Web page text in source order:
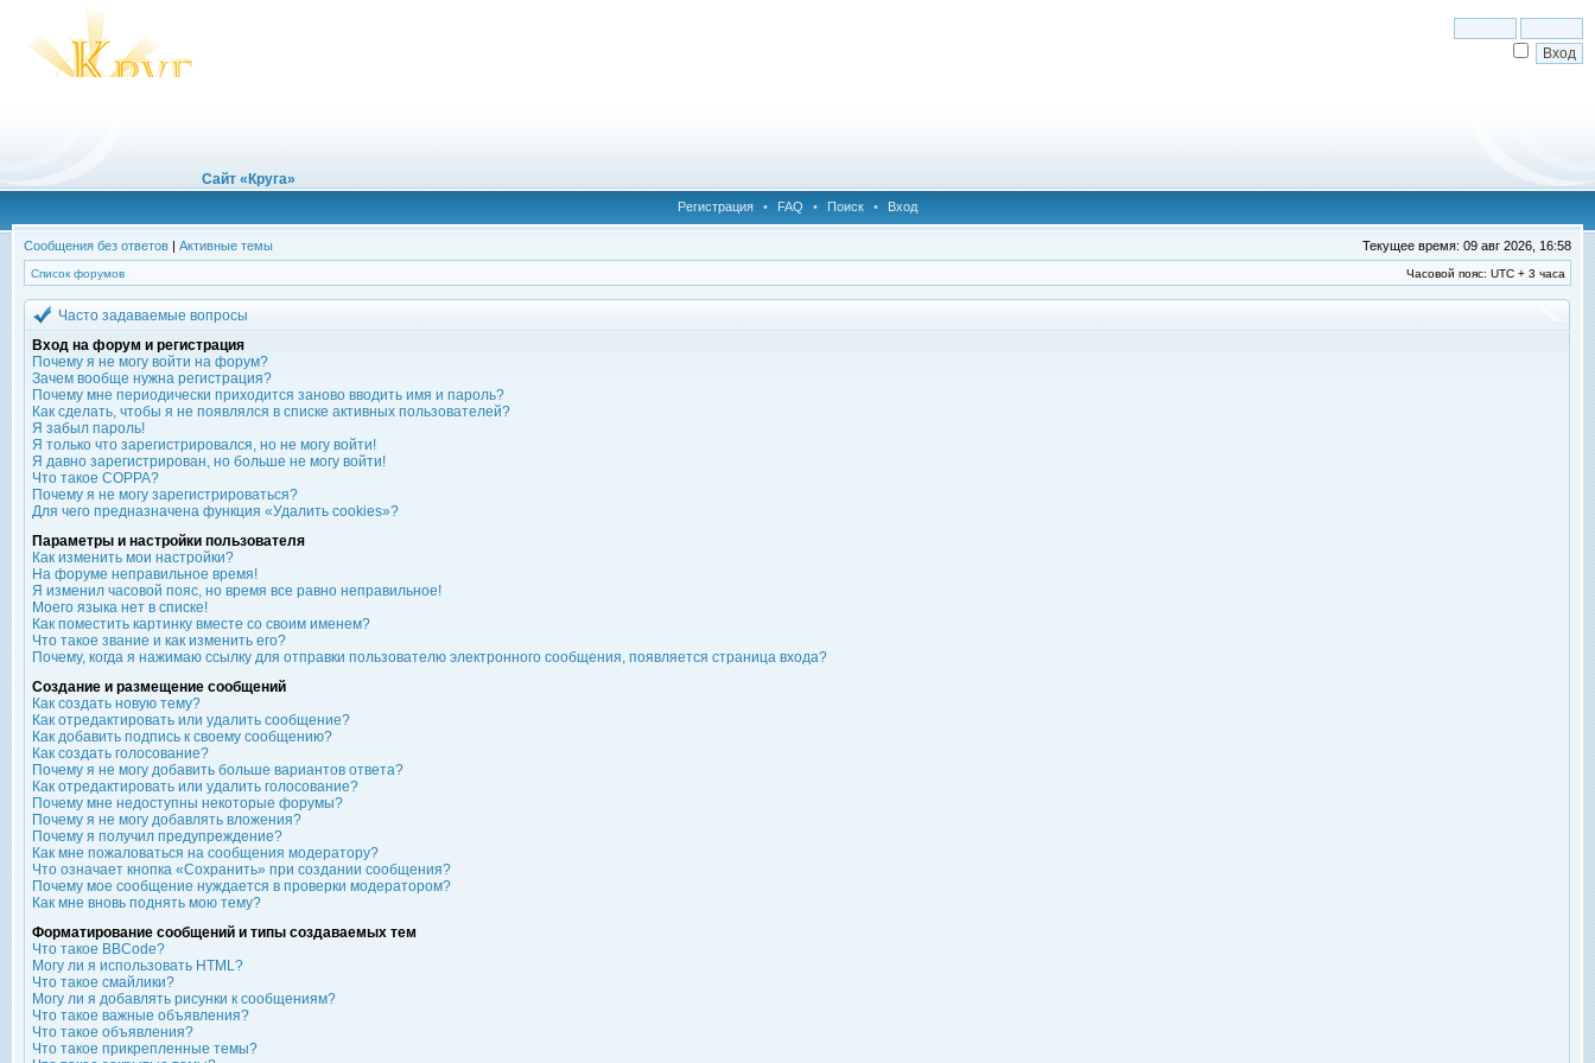
Сайт «Круга»
Регистрация • FAQ • Поиск • Вход
Сообщения без ответов | Активные темы Текущее время: 09 авг 2026, 16:58
Список форумов Часовой пояс: UTC + 3 часа
Часто задаваемые вопросы
Вход на форум и регистрация
Почему я не могу войти на форум?
Зачем вообще нужна регистрация?
Почему мне периодически приходится заново вводить имя и пароль?
Как сделать, чтобы я не появлялся в списке активных пользователей?
Я забыл пароль!
Я только что зарегистрировался, но не могу войти!
Я давно зарегистрирован, но больше не могу войти!
Что такое COPPA?
Почему я не могу зарегистрироваться?
Для чего предназначена функция «Удалить cookies»?
Параметры и настройки пользователя
Как изменить мои настройки?
На форуме неправильное время!
Я изменил часовой пояс, но время все равно неправильное!
Моего языка нет в списке!
Как поместить картинку вместе со своим именем?
Что такое звание и как изменить его?
Почему, когда я нажимаю ссылку для отправки пользователю электронного сообщения, появляется страница входа?
Создание и размещение сообщений
Как создать новую тему?
Как отредактировать или удалить сообщение?
Как добавить подпись к своему сообщению?
Как создать голосование?
Почему я не могу добавить больше вариантов ответа?
Как отредактировать или удалить голосование?
Почему мне недоступны некоторые форумы?
Почему я не могу добавлять вложения?
Почему я получил предупреждение?
Как мне пожаловаться на сообщения модератору?
Что означает кнопка «Сохранить» при создании сообщения?
Почему мое сообщение нуждается в проверки модератором?
Как мне вновь поднять мою тему?
Форматирование сообщений и типы создаваемых тем
Что такое BBCode?
Могу ли я использовать HTML?
Что такое смайлики?
Могу ли я добавлять рисунки к сообщениям?
Что такое важные объявления?
Что такое объявления?
Что такое прикрепленные темы?